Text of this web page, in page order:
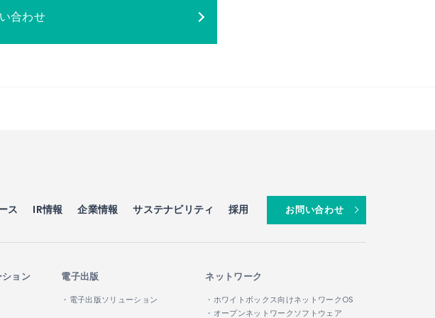
合わせ
ス IR情報 企業情報 サステナビリティ 採用 お問い合わせ
ョン 電子出版
・電子出版ソリューション
ネットワーク
・ホワイトボックス向けネットワークOS
・オープンネットワークソフトウェア